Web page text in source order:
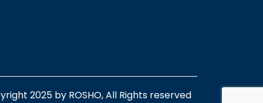
2025 by ROSHO, All Rights reserved